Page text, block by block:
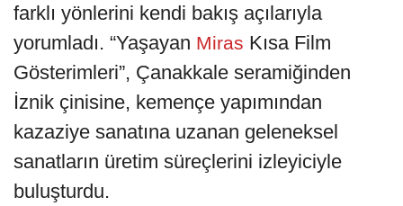
farklı yönlerini kendi bakış açılarıyla
yorumladı. “Yaşayan Miras Kısa Film
Gösterimleri”, Çanakkale seramiğinden
İznik çinisine, kemençe yapımından
kazaziye sanatına uzanan geleneksel
sanatların üretim süreçlerini izleyiciyle
buluşturdu.